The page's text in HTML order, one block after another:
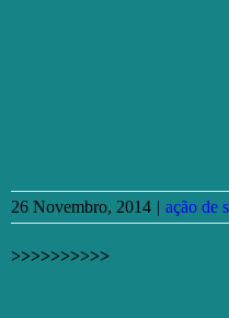
26 Novembro, 2014 | ação de
>>>>>>>>>>